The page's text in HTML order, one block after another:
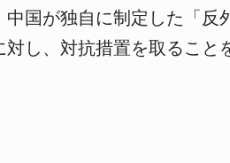
国が独自に制定した「反
し、対抗措置を取ること